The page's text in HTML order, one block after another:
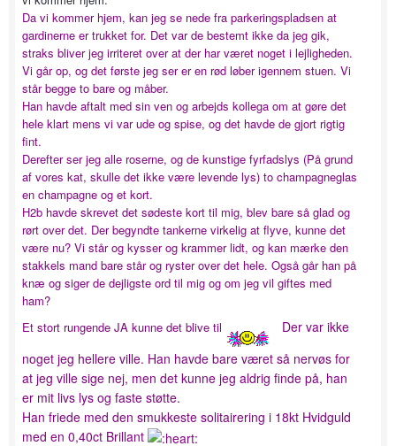
Da vi kommer hjem, kan jeg se nede fra parkeringspladsen at
gardinerne er trukket for. Det var de bestemt ikke da jeg gik,
straks bliver jeg irriteret over at der har været noget i lejligheden.
Vi går op, og det første jeg ser er en rød løber igennem stuen. Vi
står begge to bare og måber.
Han havde aftalt med sin ven og arbejds kollega om at gøre det
hele klart mens vi var ude og spise, og det havde de gjort rigtig
fint.
Derefter ser jeg alle roserne, og de kunstige fyrfadslys (På grund
af vores kat, skulle det ikke være levende lys) to champagneglas
en champagne og et kort.
H2b havde skrevet det sødeste kort til mig, blev bare så glad og
rørt over det. Der begyndte tankerne virkelig at flyve, kunne det
være nu? Vi står og kysser og krammer lidt, og kan mærke den
stakkels mand bare står og ryster over det hele. Også går han på
knæ og siger de dejligste ord til mig og om jeg vil giftes med
ham?
Et stort rungende JA kunne det blive til
Der var ikke
noget jeg hellere ville. Han havde bare været så nervøs for
at jeg ville sige nej, men det kunne jeg aldrig finde på, han
er mit livs lys og faste støtte.
Han friede med den smukkeste solitairering i 18kt Hvidguld
med en 0,40ct Brillant